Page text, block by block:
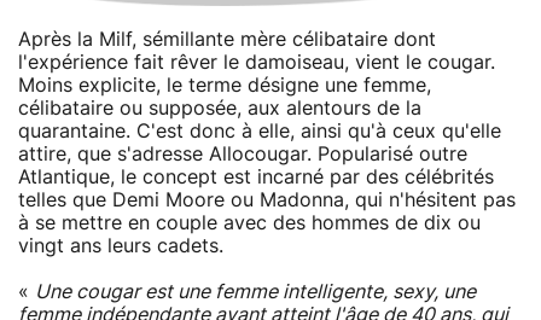
Après la Milf, sémillante mère célibataire dont
l'expérience fait rêver le damoiseau, vient le cougar.
Moins explicite, le terme désigne une femme,
célibataire ou supposée, aux alentours de la
quarantaine. C'est donc à elle, ainsi qu'à ceux qu'elle
attire, que s'adresse Allocougar. Popularisé outre
Atlantique, le concept est incarné par des célébrités
telles que Demi Moore ou Madonna, qui n'hésitent pas
à se mettre en couple avec des hommes de dix ou
vingt ans leurs cadets.
« Une cougar est une femme intelligente, sexy, une
femme indépendante ayant atteint l'âge de 40 ans, qui